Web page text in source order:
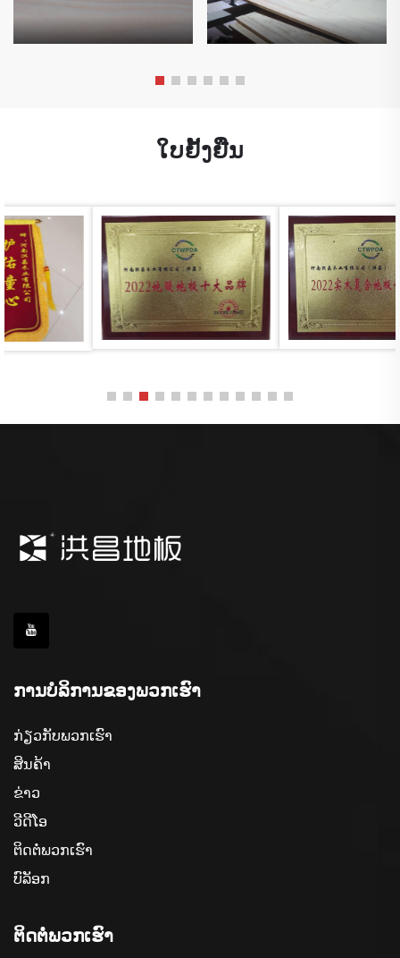
ໃບຢັ້ງຢືນ
ການບໍລິການຂອງພວກເຮົາ
ກ່ຽວກັບພວກເຮົາ
ສິນຄ້າ
ຂ່າວ
ວີດີໂອ
ຕິດຕໍ່ພວກເຮົາ
ບົລັອກ
ຕິດຕໍ່ພວກເຮົາ